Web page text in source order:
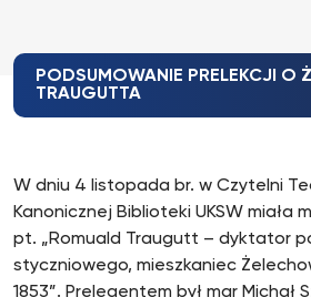
PODSUMOWANIE PRELEKCJI O
TRAUGUTTA
W dniu 4 listopada br. w Czytelni
Kanonicznej Biblioteki UKSW miała
pt. „Romuald Traugutt – dyktator
styczniowego, mieszkaniec
1853”. Prelegentem był mgr Michał